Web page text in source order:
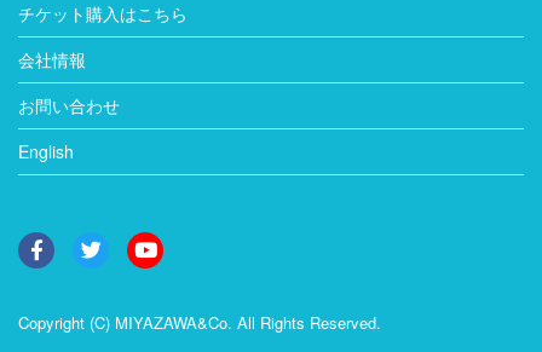
チケット購入はこちら
会社情報
お問い合わせ
English
Copyright (C) MIYAZAWA&Co. All Rights Reserved.